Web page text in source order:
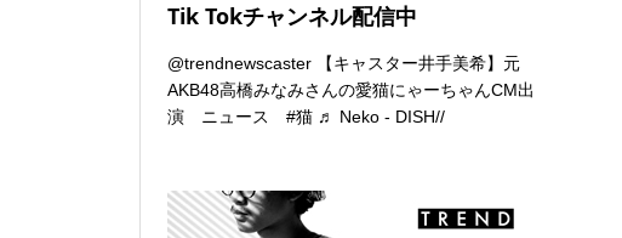
Tik Tokチャンネル配信中
@trendnewscaster 【キャスター井手美希】元
AKB48高橋みなみさんの愛猫にゃーちゃんCM出
演 ニュース#猫 ♬ Neko - DISH//